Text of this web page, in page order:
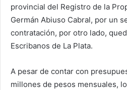
provincial del Registro de la
Germán Abiuso Cabral, por un
contratación, por otro lado,
Escribanos de La Plata.
A pesar de contar con
millones de pesos mensuales,